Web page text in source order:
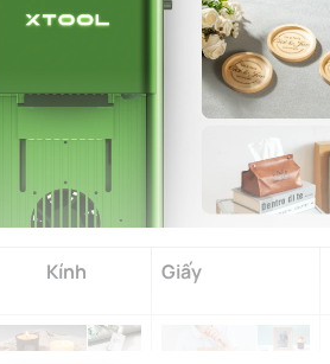
Kính Giấy